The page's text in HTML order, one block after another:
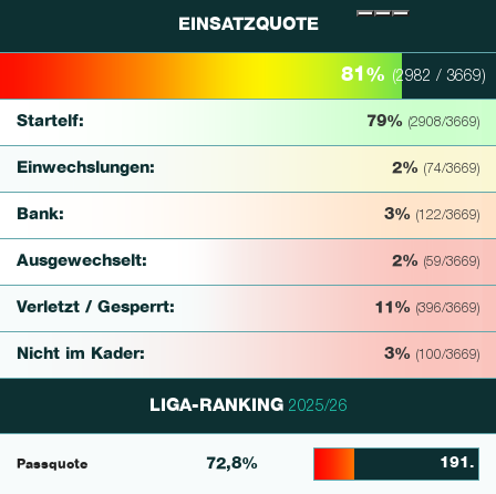
EINSATZQUOTE
81% (2982 / 3669)
Startelf: 79% (2908/3669)
Einwechslungen: 2% (74/3669)
Bank: 3% (122/3669)
Ausgewechselt: 2% (59/3669)
Verletzt / Gesperrt: 11% (396/3669)
Nicht im Kader: 3% (100/3669)
LIGA-RANKING 2025/26
Passquote 72,8% 191.